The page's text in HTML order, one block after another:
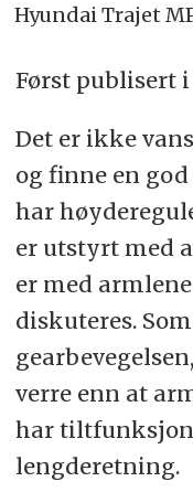
Hyundai Trajet
Først publisert i
Det er ikke
og finne en
har
er utstyrt med
er med
diskuteres.
verre enn at
har
lengderetning.